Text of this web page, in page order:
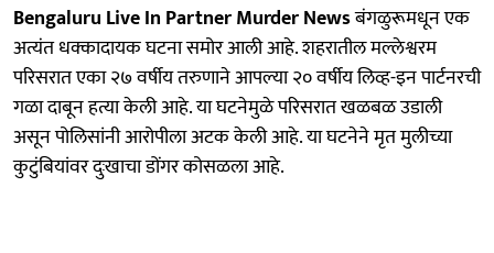
Bengaluru Live In Partner Murder Newsबंगळुरूमधून एक
अत्यंत धक्कादायक घटना समोर आली आहे. शहरातील मल्लेश्वरम
परिसरात एका २७ वर्षीय तरुणाने आपल्या २० वर्षीय लिव्ह-इन पार्टनरची
गळा दाबून हत्या केली आहे. या घटनेमुळे परिसरात खळबळ उडाली
असून पोलिसांनी आरोपीला अटक केली आहे. या घटनेने मृत मुलीच्या
कुटुंबियांवर दुःखाचा डोंगर कोसळला आहे.